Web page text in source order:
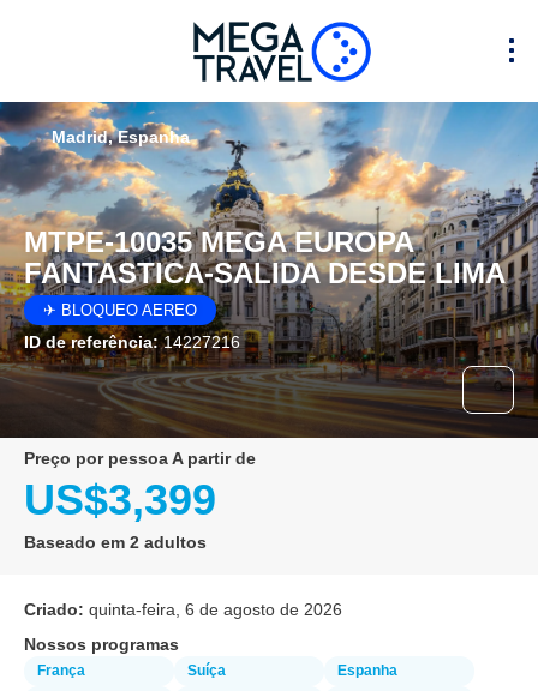
MTPE-10035 MEGA EUROPA
FANTASTICA-SALIDA DESDE LIMA
✈ BLOQUEO AEREO
ID de referência:14227216
Madrid, Espanha
preço por pessoa A partir de
US$3,399
Baseado em 2 adultos
Criado: quinta-feira, 6 de agosto de 2026
Nossos programas
França Suíça
Espanha